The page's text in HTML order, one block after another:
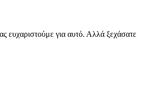
ευχαριστούμε για αυτό. Αλλά ξεχάσατε